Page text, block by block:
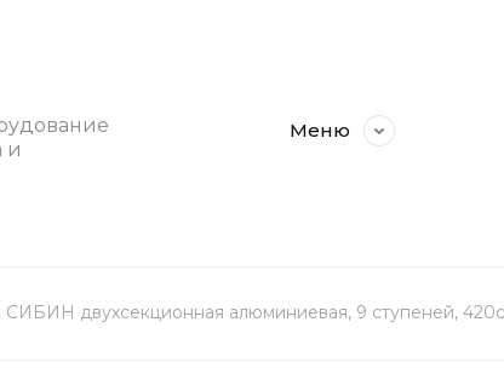
и
Меню
СИБИН двухсекционная алюминиевая, 9 ступеней,